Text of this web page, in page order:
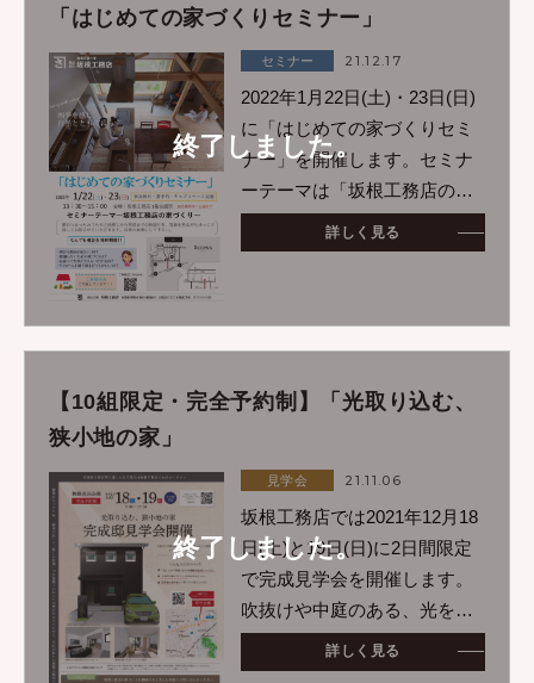
終了しました。
「はじめての家づくりセミナー」
セミナー 21.12.17
2022年1月22日(土)・23日(日)
に「はじめての家づくりセミ
ナー」を開催します。セミナ
ーテーマは「坂根工務店の家
づくり」ということで実際に
坂根工務店で住宅を建てたお
詳しく見る
終了しました。
【10組限定・完全予約制】「光取り込む、
狭小地の家」
見学会 21.11.06
坂根工務店では2021年12月18
日(土)と19日(日)に2日間限定
で完成見学会を開催します。
吹抜けや中庭のある、光を上
手に取り入れた空間を体感し
てみませんか♪＜こんな人にも
詳しく見る